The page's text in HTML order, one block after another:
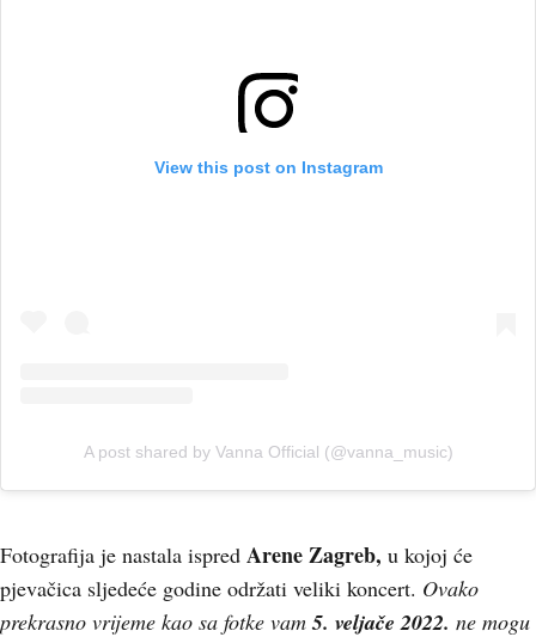
View this post on Instagram
A post shared by Vanna Official (@vanna_music)
Fotografija je nastala ispred Arene Zagreb, u kojoj će
pjevačica sljedeće godine održati veliki koncert. Ovako
prekrasno vrijeme kao sa fotke vam5. veljače 2022. ne mogu